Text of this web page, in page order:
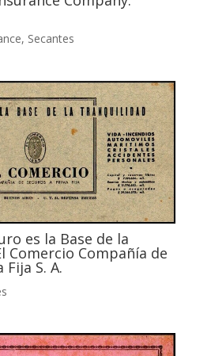
, Secantes
es la Base de la
Comercio Compañía de
S. A.